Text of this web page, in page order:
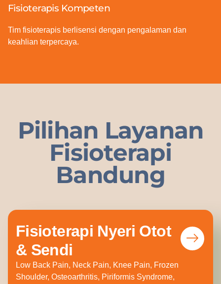
Fisioterapis Kompeten
Tim fisioterapis berlisensi dengan pengalaman dan
keahlian terpercaya.
Pilihan Layanan
Fisioterapi
Bandung
Fisioterapi Nyeri Otot
& Sendi
Low Back Pain, Neck Pain, Knee Pain, Frozen
Shoulder, Osteoarthritis, Piriformis Syndrome,